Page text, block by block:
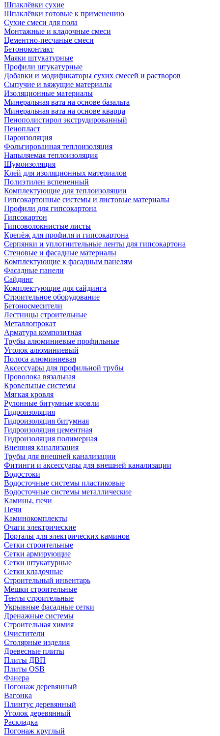
Шпаклёвки сухие
Шпаклёвки готовые к применению
Сухие смеси для пола
Монтажные и кладочные смеси
Цементно-песчаные смеси
Бетоноконтакт
Маяки штукатурные
Профили штукатурные
Добавки и модификаторы сухих смесей и растворов
Сыпучие и вяжущие материалы
Изоляционные материалы
Минеральная вата на основе базальта
Минеральная вата на основе кварца
Пенополистирол экструдированный
Пенопласт
Пароизоляция
Фольгированная теплоизоляция
Напыляемая теплоизоляция
Шумоизоляция
Клей для изоляционных материалов
Полиэтилен вспененный
Комплектующие для теплоизоляции
Гипсокартонные системы и листовые материалы
Профили для гипсокартона
Гипсокартон
Гипсоволокнистые листы
Крепёж для профиля и гипсокартона
Серпянки и уплотнительные ленты для гипсокартона
Стеновые и фасадные материалы
Комплектующие к фасадным панелям
Фасадные панели
Сайдинг
Комплектующие для сайдинга
Строительное оборудование
Бетоносмесители
Лестницы строительные
Металлопрокат
Арматура композитная
Трубы алюминиевые профильные
Уголок алюминиевый
Полоса алюминиевая
Аксессуары для профильной трубы
Проволока вязальная
Кровельные системы
Мягкая кровля
Рулонные битумные кровли
Гидроизоляция
Гидроизоляция битумная
Гидроизоляция цементная
Гидроизоляция полимерная
Внешняя канализация
Трубы для внешней канализации
Фитинги и аксессуары для внешней канализации
Водостоки
Водосточные системы пластиковые
Водосточные системы металлические
Камины, печи
Печи
Каминокомплекты
Очаги электрические
Порталы для электрических каминов
Сетки строительные
Сетки армирующие
Сетки штукатурные
Сетки кладочные
Строительный инвентарь
Мешки строительные
Тенты строительные
Укрывные фасадные сетки
Дренажные системы
Строительная химия
Очистители
Столярные изделия
Древесные плиты
Плиты ДВП
Плиты OSB
Фанера
Погонаж деревянный
Вагонка
Плинтус деревянный
Уголок деревянный
Раскладка
Погонаж круглый